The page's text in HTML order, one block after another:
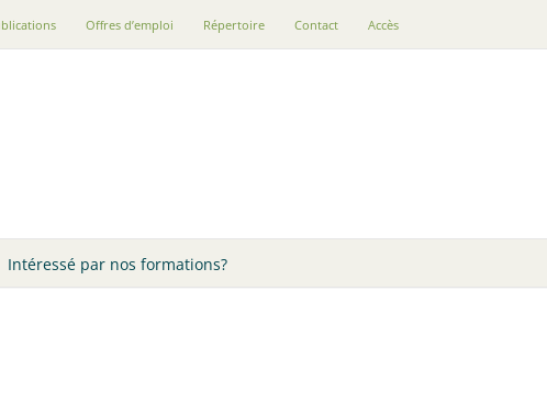
Offres d’emploi Répertoire Contact Accès
Intéressé par nos formations?